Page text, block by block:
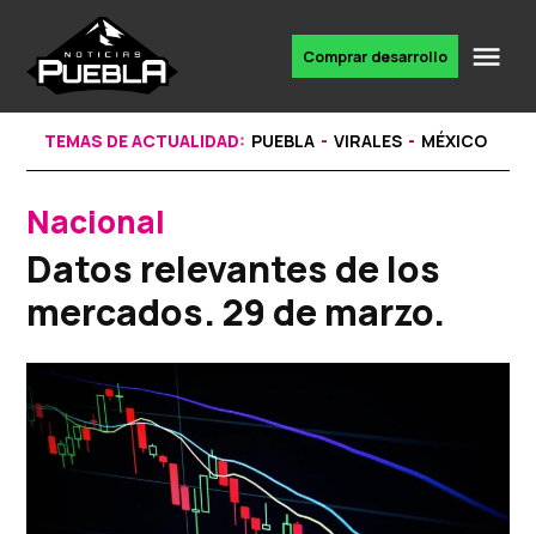
content
noticias
Comprar desarrollo
TEMAS DE ACTUALIDAD: PUEBLA VIRALES MÉXICO
POSTED
IN
Nacional
Datos relevantes de los
mercados. 29 de marzo.